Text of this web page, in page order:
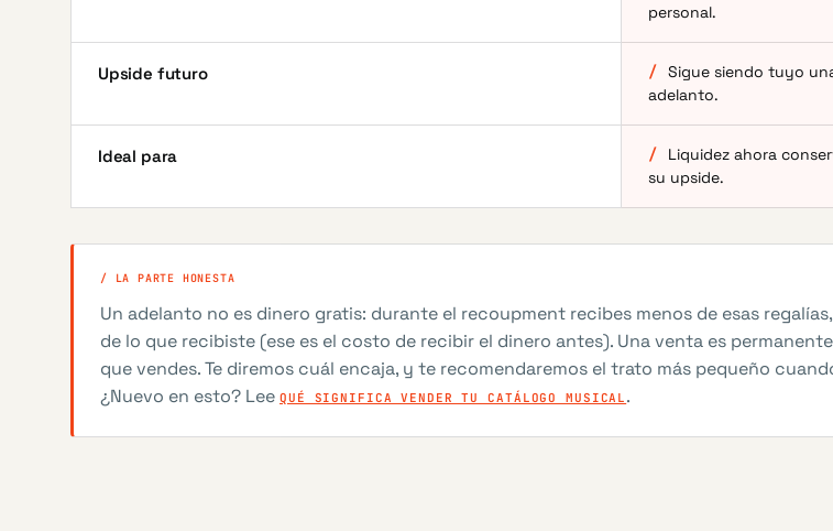
personal.
Upside futuro / Sigue siendo tuyo
adelanto.
Ideal para /
Liquidez ahora
su upside.
/ LA PARTE HONESTA
Un adelanto no es dinero gratis: durante el recoupment recibes menos de esas
de lo que recibiste (ese es el costo de recibir el dinero antes). Una venta es
que vendes. Te diremos cuál encaja, y te recomendaremos el trato más pequeño
¿Nuevo en esto? Lee QUÉ SIGNIFICA VENDER TU CATÁLOGO MUSICAL .